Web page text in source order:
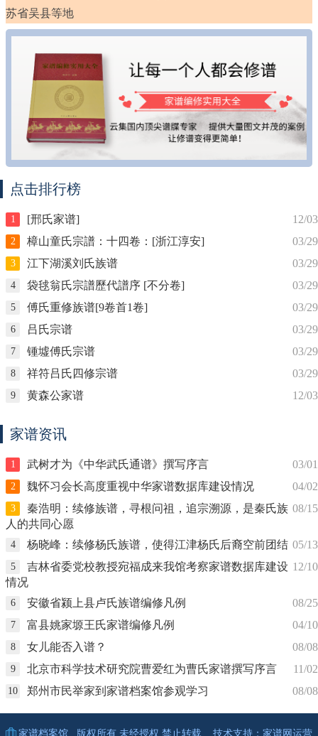
苏省吴县等地
点击排行榜
12/03
1
[邢氏家谱]
03/29
2
樟山童氏宗譜：十四卷：[浙江淳安]
03/29
3
江下湖溪刘氏族谱
03/29
4
袋毬翁氏宗譜歷代譜序 [不分卷]
03/29
5
傅氏重修族谱[9卷首1卷]
03/29
6
吕氏宗谱
03/29
7
锺墟傅氏宗谱
03/29
8
祥符吕氏四修宗谱
12/03
9 黄森公家谱
家谱资讯
03/01
1
武树才为《中华武氏通谱》撰写序言
04/02
2
魏怀习会长高度重视中华家谱数据库建设情况
08/15
3 秦浩明：续修族谱，寻根问祖，追宗溯源，是秦氏族
人的共同心愿
05/13
4
杨晓峰：续修杨氏族谱，使得江津杨氏后裔空前团结
12/10
5 吉林省委党校教授宛福成来我馆考察家谱数据库建设
情况
08/25
6
安徽省颍上县卢氏族谱编修凡例
04/10
7
富县姚家塬王氏家谱编修凡例
08/08
8
女儿能否入谱？
11/02
9
北京市科学技术研究院曹爱红为曹氏家谱撰写序言
08/08
10 郑州市民举家到家谱档案馆参观学习
家谱档案馆 版权所有 未经授权 禁止转载 技术支持： 家谱网运营